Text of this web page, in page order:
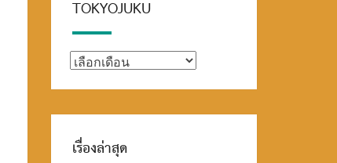
TOKYOJUKU
TOKYOJUKU
เรื่องล่าสุด